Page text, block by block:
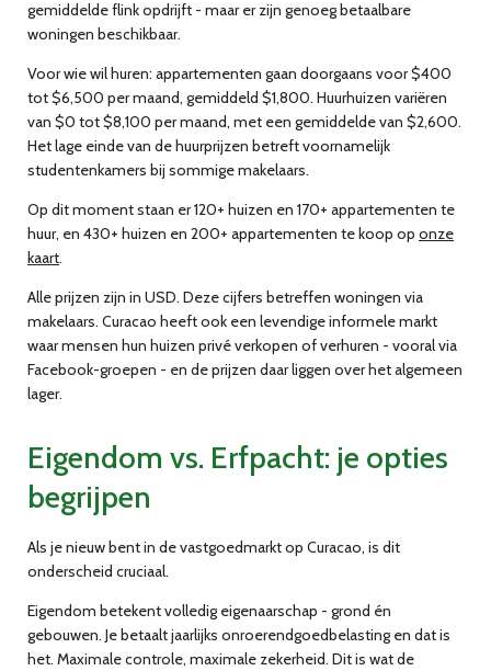
gemiddelde flink opdrijft - maar er zijn genoeg betaalbare
woningen beschikbaar.
Voor wie wil huren: appartementen gaan doorgaans voor $400
tot $6,500 per maand, gemiddeld $1,800. Huurhuizen variëren
van $0 tot $8,100 per maand, met een gemiddelde van $2,600.
Het lage einde van de huurprijzen betreft voornamelijk
studentenkamers bij sommige makelaars.
Op dit moment staan er 120+ huizen en 170+ appartementen te
huur, en 430+ huizen en 200+ appartementen te koop op onze
kaart.
Alle prijzen zijn in USD. Deze cijfers betreffen woningen via
makelaars. Curacao heeft ook een levendige informele markt
waar mensen hun huizen privé verkopen of verhuren - vooral via
Facebook-groepen - en de prijzen daar liggen over het algemeen
lager.
Eigendom vs. Erfpacht: je opties
begrijpen
Als je nieuw bent in de vastgoedmarkt op Curacao, is dit
onderscheid cruciaal.
Eigendom betekent volledig eigenaarschap - grond én
gebouwen. Je betaalt jaarlijks onroerendgoedbelasting en dat is
het. Maximale controle, maximale zekerheid. Dit is wat de